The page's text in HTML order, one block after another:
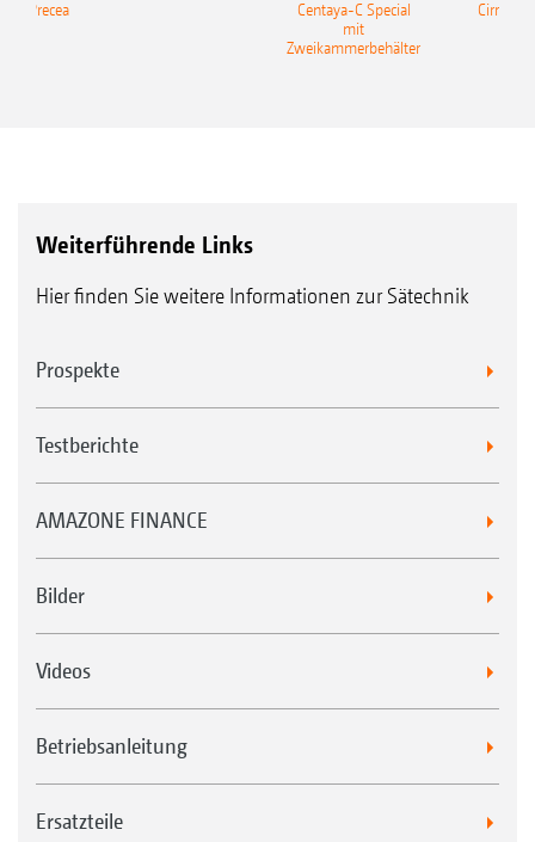
Precea
Centaya-C Special
mit
Zweikammerbehälter
Cirrus
Weiterführende Links
Hier finden Sie weitere Informationen zur Sätechnik
Prospekte
Testberichte
AMAZONE FINANCE
Bilder
Videos
Betriebsanleitung
Ersatzteile